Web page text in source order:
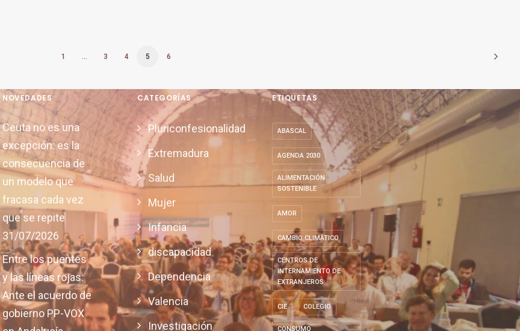
1 … 3 4 5 6
NOVEDADES
Ceuta no es una
excepción: es la
consecuencia de
un modelo que
fracasa cada vez
que se repite
31/07/2026
Entre los puentes
y las líneas rojas:
Ante el acuerdo de
gobierno PP-VOX
CATEGORÍAS
Pluriconfesionalidad
Extremadura
Salud
Mujer
Infancia
discapacidad
Dependencia
Valencia
Investigación
ETIQUETAS
ABASCAL
AGENDA 2030
ALIMENTACIÓN
SOSTENIBLE
AMOR
CAMBIO CLIMÁTICO
CENTROS DE
INTERNAMIENTO DE
EXTRANJEROS
CIE COLEGIO
CONSUMO